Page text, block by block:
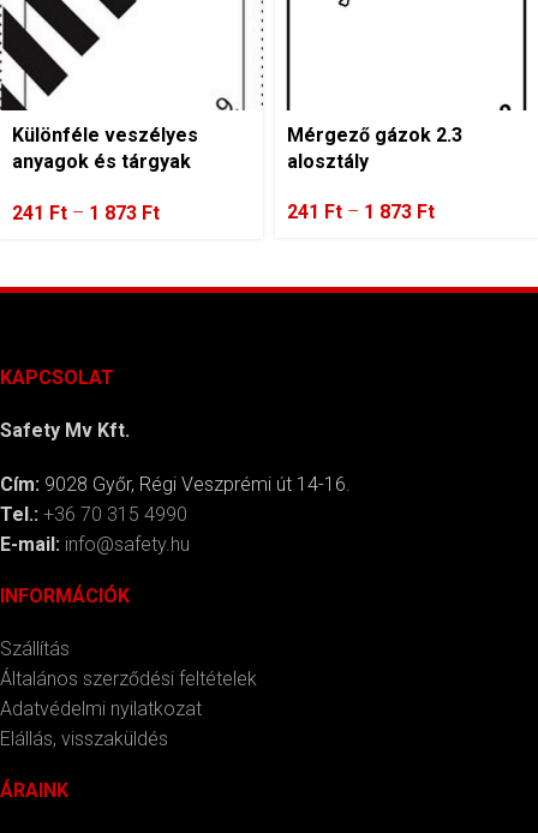
Különféle veszélyes
anyagok és tárgyak
241 Ft – 1 873 Ft
Mérgező gázok 2.3
alosztály
241 Ft – 1 873 Ft
KAPCSOLAT
Safety Mv Kft.
Cím: 9028 Győr, Régi Veszprémi út 14-16.
Tel.: +36 70 315 4990
E-mail: info@safety.hu
INFORMÁCIÓK
Szállítás
Általános szerződési feltételek
Adatvédelmi nyilatkozat
Elállás, visszaküldés
ÁRAINK